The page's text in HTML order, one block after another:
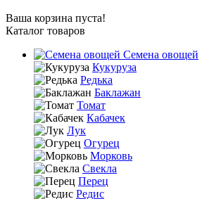
Ваша корзина пуста!
Каталог товаров
Семена овощей
Кукуруза
Редька
Баклажан
Томат
Кабачек
Лук
Огурец
Морковь
Свекла
Перец
Редис